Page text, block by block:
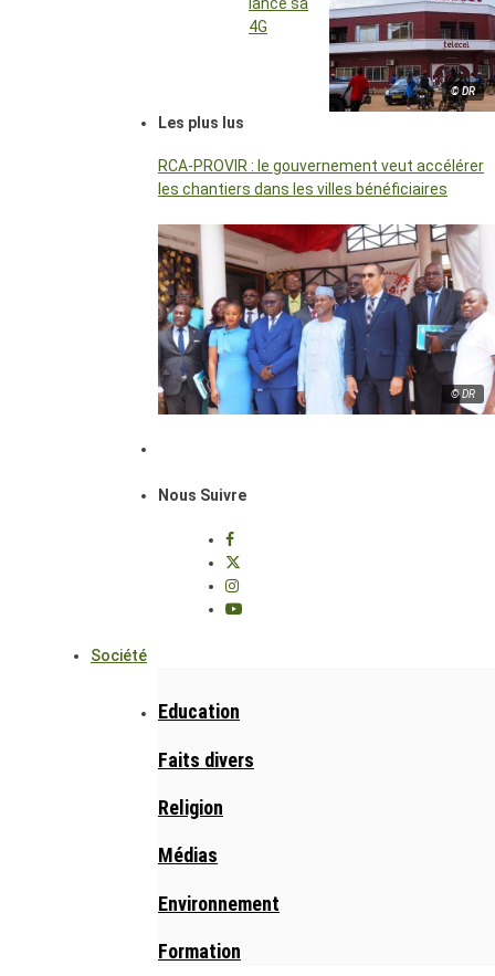
© DR
4G
Les plus lus
RCA-PROVIR : le gouvernement veut accélérer
les chantiers dans les villes bénéficiaires
© DR
Nous Suivre
Société
Education
Faits divers
Religion
Médias
Environnement
Formation